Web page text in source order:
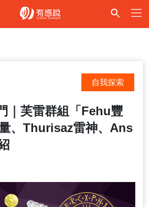
｜芙雷群組「Fehu豐
、Thurisaz雷神、Ans
自我探索